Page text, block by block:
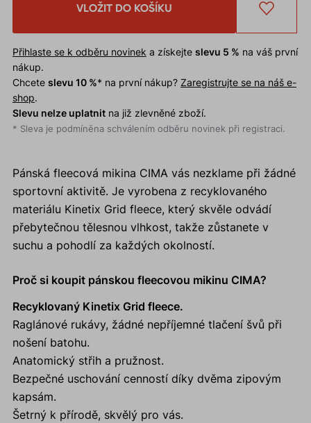
VLOŽIT DO KOŠÍKU
Přihlaste se k odběru novinek a získejte slevu 5 % na váš první
nákup.
Chcete slevu 10 %* na první nákup? Zaregistrujte se na náš e-
shop.
Slevu nelze uplatnitna již zlevněné zboží.
* Sleva je podmíněna schválením odběru novinek při registraci.
Pánská fleecová mikina CIMA vás nezklame při žádné
sportovní aktivitě. Je vyrobena z recyklovaného
materiálu Kinetix Grid fleece, který skvěle odvádí
přebytečnou tělesnou vlhkost, takže zůstanete v
suchu a pohodlí za každých okolností.
Proč si koupit pánskou fleecovou mikinu CIMA?
Recyklovaný Kinetix Grid fleece.
Raglánové rukávy, žádné nepříjemné tlačení švů při
nošení batohu.
Anatomický střih a pružnost.
Bezpečné uschování cenností díky dvěma zipovým
kapsám.
Šetrný k přírodě, skvělý pro vás.